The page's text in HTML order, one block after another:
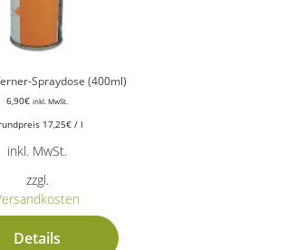
Spraydose (400ml)
6,90€ inkl. MwSt.
17,25€/ l
inkl. MwSt.
zzgl.
Details